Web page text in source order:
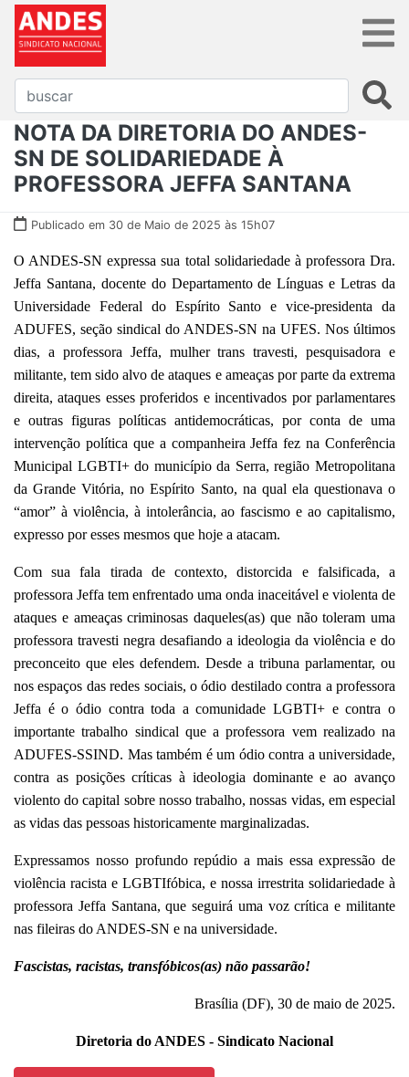
NOTA DA DIRETORIA DO ANDES-
SN DE SOLIDARIEDADE À
PROFESSORA JEFFA SANTANA
Publicado em 30 de Maio de 2025 às 15h07
O ANDES-SN expressa sua total solidariedade à professora Dra.
Jeffa Santana, docente do Departamento de Línguas e Letras da
Universidade Federal do Espírito Santo e vice-presidenta da
ADUFES, seção sindical do ANDES-SN na UFES. Nos últimos
dias, a professora Jeffa, mulher trans travesti, pesquisadora e
militante, tem sido alvo de ataques e ameaças por parte da extrema
direita, ataques esses proferidos e incentivados por parlamentares
e outras figuras políticas antidemocráticas, por conta de uma
intervenção política que a companheira Jeffa fez na Conferência
Municipal LGBTI+ do município da Serra, região Metropolitana
da Grande Vitória, no Espírito Santo, na qual ela questionava o
“amor” à violência, à intolerância, ao fascismo e ao capitalismo,
expresso por esses mesmos que hoje a atacam.
Com sua fala tirada de contexto, distorcida e falsificada, a
professora Jeffa tem enfrentado uma onda inaceitável e violenta de
ataques e ameaças criminosas daqueles(as) que não toleram uma
professora travesti negra desafiando a ideologia da violência e do
preconceito que eles defendem. Desde a tribuna parlamentar, ou
nos espaços das redes sociais, o ódio destilado contra a professora
Jeffa é o ódio contra toda a comunidade LGBTI+ e contra o
importante trabalho sindical que a professora vem realizado na
ADUFES-SSIND. Mas também é um ódio contra a universidade,
contra as posições críticas à ideologia dominante e ao avanço
violento do capital sobre nosso trabalho, nossas vidas, em especial
as vidas das pessoas historicamente marginalizadas.
Expressamos nosso profundo repúdio a mais essa expressão de
violência racista e LGBTIfóbica, e nossa irrestrita solidariedade à
professora Jeffa Santana, que seguirá uma voz crítica e militante
nas fileiras do ANDES-SN e na universidade.
Fascistas, racistas, transfóbicos(as) não passarão!
Brasília (DF), 30 de maio de 2025.
Diretoria do ANDES - Sindicato Nacional